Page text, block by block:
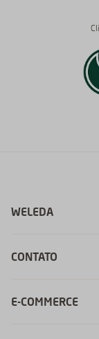
WELEDA
CONTATO
E-COMMERCE